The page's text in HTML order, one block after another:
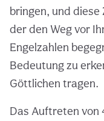
bringen, und
der den Weg vor
Engelzahlen
Bedeutung zu
Göttlichen tragen.
Das Auftreten von